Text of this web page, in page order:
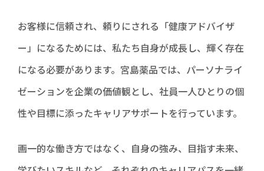
商品情報
健康情報
お問い合わせ
お客様に信頼され、頼りにされる「健康アドバイザ
ー」になるためには、私たち自身が成長し、輝く存在
になる必要があります。宮島薬品では、パーソナライ
ゼーションを企業の価値観とし、社員一人ひとりの個
性や目標に添ったキャリアサポートを行っています。
画一的な働き方ではなく、自身の強み、目指す未来、